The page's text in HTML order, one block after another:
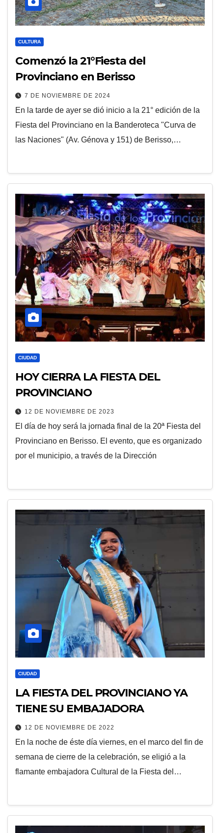
CULTURA
Comenzó la 21°Fiesta del
Provinciano en Berisso
7 DE NOVIEMBRE DE 2024
En la tarde de ayer se dió inicio a la 21° edición de la
Fiesta del Provinciano en la Banderoteca "Curva de
las Naciones" (Av. Génova y 151) de Berisso,…
CIUDAD
HOY CIERRA LA FIESTA DEL
PROVINCIANO
12 DE NOVIEMBRE DE 2023
El día de hoy será la jornada final de la 20ª Fiesta del
Provinciano en Berisso. El evento, que es organizado
por el municipio, a través de la Dirección
CIUDAD
LA FIESTA DEL PROVINCIANO YA
TIENE SU EMBAJADORA
12 DE NOVIEMBRE DE 2022
En la noche de éste día viernes, en el marco del fin de
semana de cierre de la celebración, se eligió a la
flamante embajadora Cultural de la Fiesta del…